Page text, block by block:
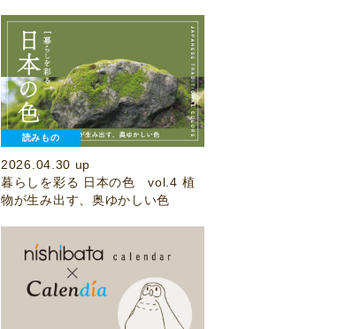
読みもの
2026.04.30 up
暮らしを彩る 日本の色 vol.4 植
物が生み出す、奥ゆかしい色